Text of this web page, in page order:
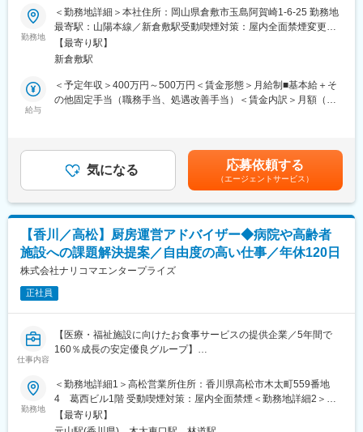
変更の範囲：会社の定める業務
運営する2拠点のデイサービス（定員18名・20名）の管理者とし
て、事業運営全般および職員のマネジメントをお任せします。
小規模ならではの家庭的な雰囲気の中で、利用者様一人ひとりに
寄り添ったサービス提供を目指しています。
介護度は比較的軽い方から全介助が必要な方まで幅広く、その方
に合わせたサポートを行っていただきます。
スケジュールを確認。）
・厨房で作られた食事の配膳、必要な方には食事介助
・入居者の暮らす個室やパブリックスペースの清掃
専門スタッフとも共有し、問題解決を目指す。）
・入浴介助（介助が必要な入居者はスタッフがサポートしながら
入浴してもらう。）…殆どなし
・業務終了（夜勤スタッフへの引き継ぎ）
■施設情報：
・いづみ荘 デイサービスセンター／地域密着型デイサービス（ス
タッフ約10名）有料老人ホームからの利用者が主です。介護度が
重い方もおられます。
・dueいづみ荘デイサービスセンター／通常規模型通所介護（ス
ションなどを実施しています。現場リーダーがいるので連携しな
がらやっていただきます。
■入社後教育体制：
勤務地
＜勤務地詳細＞本社住所：岡山県倉敷市玉島阿賀崎1-6-25 勤務地
最寄駅：山陽本線／新倉敷駅受動喫煙対策：屋内全面禁煙変更の
範囲：会社の定める事業所
【最寄り駅】
新倉敷駅
給与
＜予定年収＞400万円～500万円＜賃金形態＞月給制■基本給＋そ
の他固定手当（職務手当、処遇改善手当）＜賃金内訳＞月額（基
定に基づき決定します。■昇給：昨年実績1,200円/月～■賞与：年2
回（昨年実績3カ月分）賃金はあくまでも目安の金額であり、選考
を通じて上下する可能性があります。月給(月額)は固定手当を含め
た表記です。
気になる 応募依頼する
（エージェントサービス）
【香川／高松】厨房運営アドバイザー◆病院や高齢者
施設への課題解決提案／自由度の高い仕事／年休120日
株式会社ナリコマエンタープライズ
正社員
仕事内容
【医療・福祉施設に向けたお食事サービスの提供企業／5年間で
160％成長の安定優良グループ】
■業務概要：
高齢者施設・病院を定期訪問し、下記のような厨房運営の課題解
決、アドバイスを行います。
・人材不足
勤務地
＜勤務地詳細1＞高松営業所住所：香川県高松市木太町559番地
4 葛西ビル1階 受動喫煙対策：屋内全面禁煙＜勤務地詳細2＞研
修所（岡山）住所：岡山県 受動喫煙対策：屋内全面禁煙＜勤務地
詳細3＞研修所（香川）住所：香川県 受動喫煙対策：屋内全面禁
【最寄り駅】